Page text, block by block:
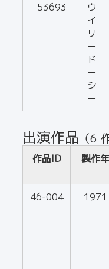
53693
ウ
イ
リ
ー
ド
ー
シ
ー
出演作品 （6
作品ID 製作年
46-004 1971